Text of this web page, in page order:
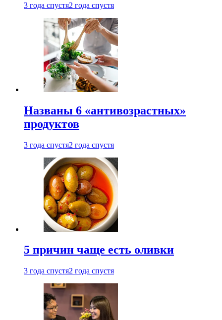
3 года спустя2 года спустя
Названы 6 «антивозрастных»
продуктов
3 года спустя2 года спустя
5 причин чаще есть оливки
3 года спустя2 года спустя